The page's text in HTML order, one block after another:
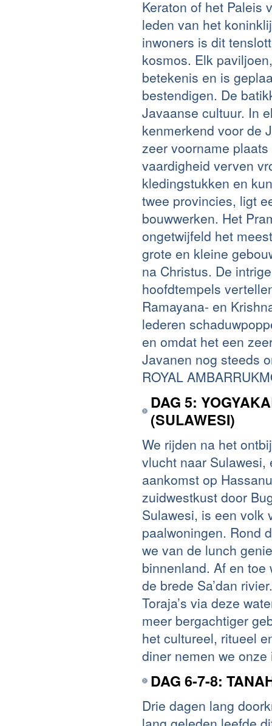
Keraton of het Paleis
leden van het
inwoners is dit
kosmos. Elk
betekenis en is
bestendigen. De
Javaanse cultuur. In
kenmerkend voor de
zeer voorname
vaardigheid verven
kledingstukken en
twee provincies, ligt
bouwwerken. Het
ongetwijfeld het
grote en kleine
na Christus. De
hoofdtempels
Ramayana- en
lederen
en omdat het een
Javanen nog steeds
ROYAL
DAG 5:
(SULAWESI)
We rijden na het
vlucht naar
aankomst op
zuidwestkust door
Sulawesi, is een volk
paalwoningen. Rond
we van de lunch
binnenland. Af en
de brede Sa’dan
Toraja’s via deze
meer bergachtiger
het cultureel, ritueel
diner nemen we onze
DAG 6-7-8:
Drie dagen lang